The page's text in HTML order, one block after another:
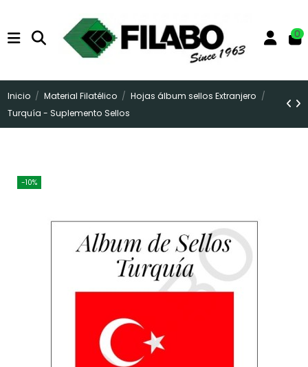
0
Inicio Material Filatélico
Hojas álbum sellos Extranjero
Turquía - Suplemento Sellos
-10%